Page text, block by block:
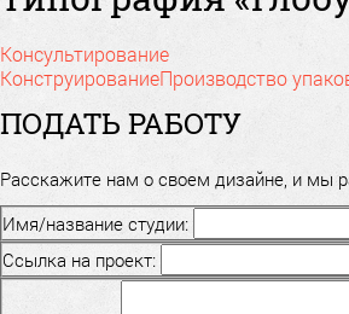
Консультирование
КонструированиеПроизводство
ПОДАТЬ РАБОТУ
Расскажите нам о своем дизайне, и мы
Имя/название студии:
Ссылка на проект: